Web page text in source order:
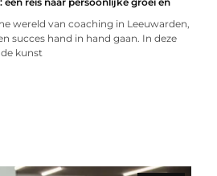
wereld van coaching in Leeuwarden,
succes hand in hand gaan. In deze
kunst